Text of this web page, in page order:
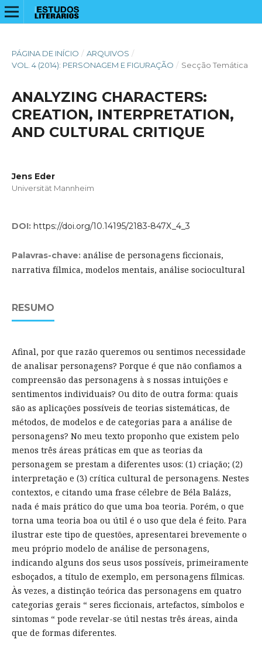
PÁGINA DE INÍCIO / ARQUIVOS /
VOL. 4 (2014): PERSONAGEM E FIGURAÇÃO / Secção Temática
ANALYZING CHARACTERS:
CREATION, INTERPRETATION,
AND CULTURAL CRITIQUE
Jens Eder
Universität Mannheim
DOI: https://doi.org/10.14195/2183-847X_4_3
Palavras-chave: análise de personagens ficcionais,
narrativa fílmica, modelos mentais, análise sociocultural
RESUMO
Afinal, por que razão queremos ou sentimos necessidade
de analisar personagens? Porque é que não confiamos a
compreensão das personagens à s nossas intuições e
sentimentos individuais? Ou dito de outra forma: quais
são as aplicações possíveis de teorias sistemáticas, de
métodos, de modelos e de categorias para a análise de
personagens? No meu texto proponho que existem pelo
menos três áreas práticas em que as teorias da
personagem se prestam a diferentes usos: (1) criação; (2)
interpretação e (3) crítica cultural de personagens. Nestes
contextos, e citando uma frase célebre de Béla Balázs,
nada é mais prático do que uma boa teoria. Porém, o que
torna uma teoria boa ou útil é o uso que dela é feito. Para
ilustrar este tipo de questões, apresentarei brevemente o
meu próprio modelo de análise de personagens,
indicando alguns dos seus usos possíveis, primeiramente
esboçados, a título de exemplo, em personagens fílmicas.
Às vezes, a distinção teórica das personagens em quatro
categorias gerais “ seres ficcionais, artefactos, símbolos e
sintomas “ pode revelar-se útil nestas três áreas, ainda
que de formas diferentes.